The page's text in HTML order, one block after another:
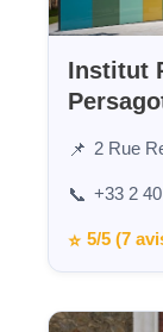
Institut
📌 2 Rue
📞 +33 2
⭐ 5/5 (7